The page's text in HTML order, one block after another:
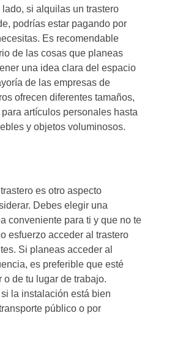
si alquilas un trastero
podrías estar pagando por
Es recomendable
de las cosas que planeas
una idea clara del espacio
de las empresas de
ofrecen diferentes tamaños,
artículos personales hasta
y objetos voluminosos.
es otro aspecto
Debes elegir una
conveniente para ti y que no te
esfuerzo acceder al trastero
Si planeas acceder al
es preferible que esté
o de tu lugar de trabajo.
la instalación está bien
público o por